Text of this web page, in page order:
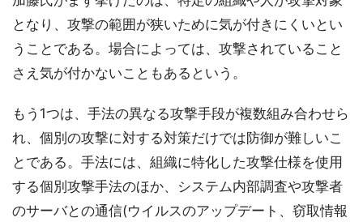
となり、攻撃の範囲が狭いために気が付きにくいとい
うことである。場合によっては、攻撃されていること
さえ気が付かないこともあるという。
もう1つは、手法の異なる攻撃手段が複数組み合わせら
れ、個別の攻撃に対する対策だけでは防御が難しいこ
とである。手法には、組織に特化した攻撃仕様を使用
する個別攻撃手法のほか、システム内部調査や攻撃者
のサーバとの通信(ウイルスのアップデート、窃取情報